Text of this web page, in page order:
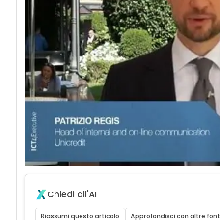
Chiedi all'AI
Riassumi questo articolo Approfondisci con altre